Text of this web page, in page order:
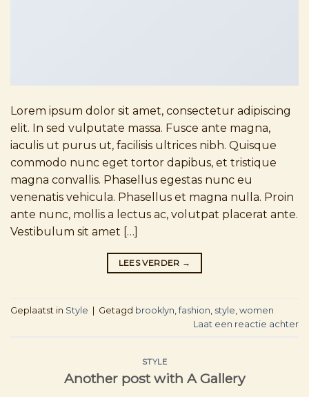
Lorem ipsum dolor sit amet, consectetur adipiscing
elit. In sed vulputate massa. Fusce ante magna,
iaculis ut purus ut, facilisis ultrices nibh. Quisque
commodo nunc eget tortor dapibus, et tristique
magna convallis. Phasellus egestas nunc eu
venenatis vehicula. Phasellus et magna nulla. Proin
ante nunc, mollis a lectus ac, volutpat placerat ante.
Vestibulum sit amet […]
LEES VERDER →
Geplaatst in Style | Getagd brooklyn ,fashion style women
Laat een reactie achter
STYLE
Another post with A Gallery